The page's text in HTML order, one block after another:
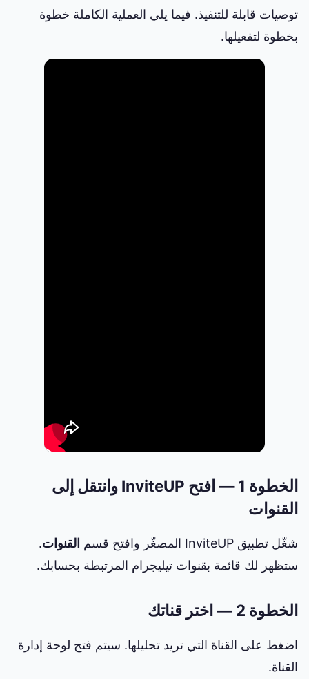
توصيات قابلة للتنفيذ. فيما يلي العملية الكاملة خطوة
بخطوة لتفعيلها.
الخطوة 1 — افتح InviteUP وانتقل إلى
القنوات
شغّل تطبيق InviteUP المصغّر وافتح قسم القنوات.
ستظهر لك قائمة بقنوات تيليجرام المرتبطة بحسابك.
الخطوة 2 — اختر قناتك
اضغط على القناة التي تريد تحليلها. سيتم فتح لوحة إدارة
القناة.